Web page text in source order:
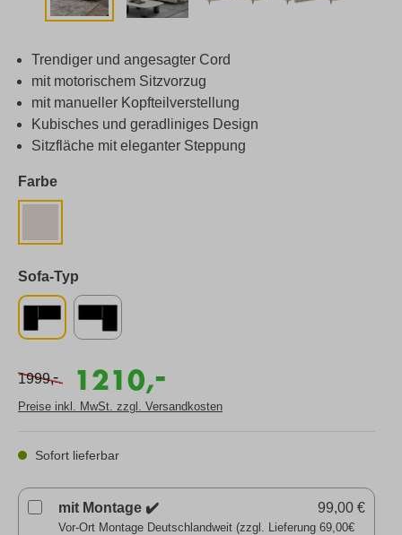
Trendiger und angesagter Cord
mit motorischem Sitzvorzug
mit manueller Kopfteilverstellung
Kubisches und geradliniges Design
Sitzfläche mit eleganter Steppung
Farbe
Sofa-Typ
1999,- 1210,
-
Preise inkl. MwSt. zzgl. Versandkosten
Sofort lieferbar
mit Montage ✔️
Vor-Ort Montage Deutschlandweit (zzgl. Lieferung 69,00€
99,00 €